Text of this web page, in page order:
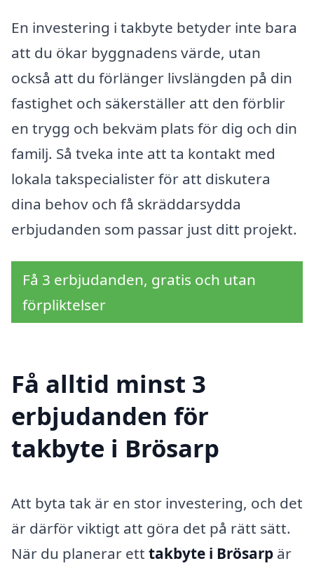
En investering i takbyte betyder inte bara
att du ökar byggnadens värde, utan
också att du förlänger livslängden på din
fastighet och säkerställer att den förblir
en trygg och bekväm plats för dig och din
familj. Så tveka inte att ta kontakt med
lokala takspecialister för att diskutera
dina behov och få skräddarsydda
erbjudanden som passar just ditt projekt.
Få 3 erbjudanden, gratis och utan
förpliktelser
Få alltid minst 3
erbjudanden för
takbyte i Brösarp
Att byta tak är en stor investering, och det
är därför viktigt att göra det på rätt sätt.
När du planerar ett takbyte i Brösarp är